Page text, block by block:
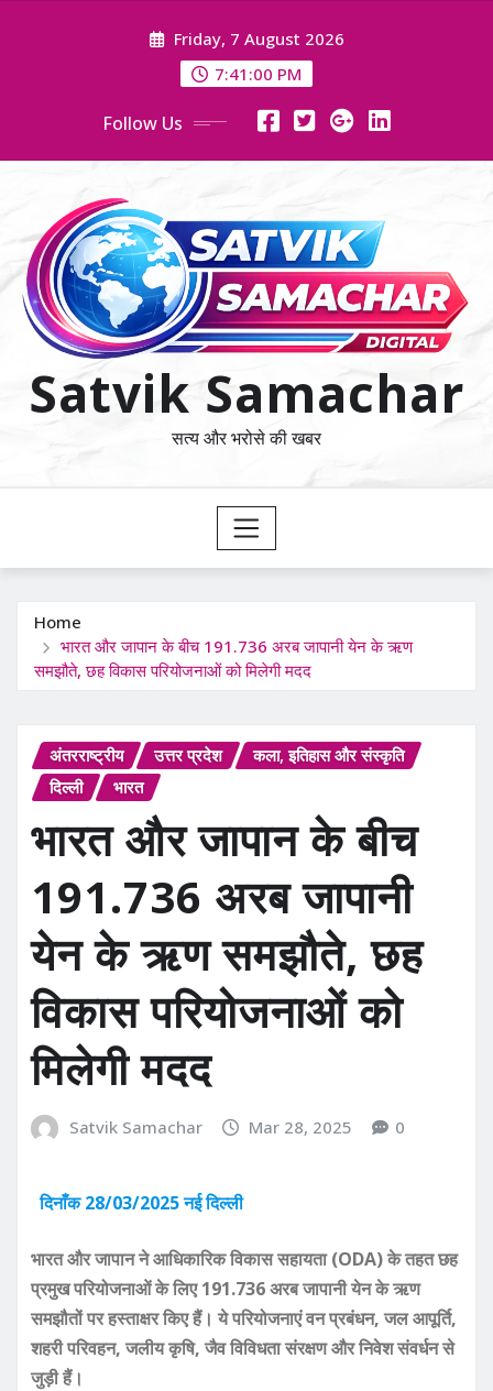
Friday, 7 August 2026
7:41:02 PM
Follow Us
Satvik Samachar
सत्य और भरोसे की खबर
Home
भारत और जापान के बीच 191.736 अरब जापानी येन के ऋण
समझौते, छह विकास परियोजनाओं को मिलेगी मदद
अंतरराष्ट्रीय उत्तर प्रदेश
कला, इतिहास और संस्कृति
दिल्ली
भारत
भारत और जापान के बीच
191.736 अरब जापानी
येन के ऋण समझौते, छह
विकास परियोजनाओं को
मिलेगी मदद
Satvik Samachar Mar 28, 2025 0
दिनाँक 28/03/2025 नई दिल्ली
भारत और जापान ने आधिकारिक विकास सहायता (ODA) के तहत छह
प्रमुख परियोजनाओं के लिए 191.736 अरब जापानी येन के ऋण
समझौतों पर हस्ताक्षर किए हैं। ये परियोजनाएं वन प्रबंधन, जल आपूर्ति,
शहरी परिवहन, जलीय कृषि, जैव विविधता संरक्षण और निवेश संवर्धन से
जुड़ी हैं।